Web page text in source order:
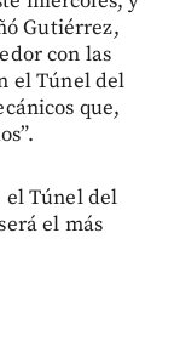
Gutiérrez,
con las
el Túnel del
que,
el Túnel del
el más